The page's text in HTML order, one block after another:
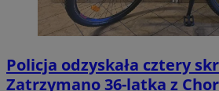
Policja odzyskała cztery
Zatrzymano 36-latka z